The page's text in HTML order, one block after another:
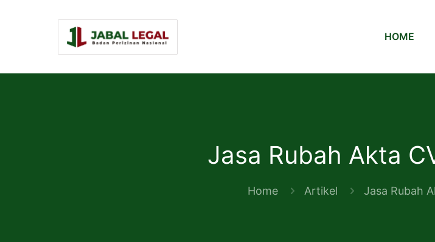
HOME
Jasa Rubah Akta
Home Artikel Jasa Rubah